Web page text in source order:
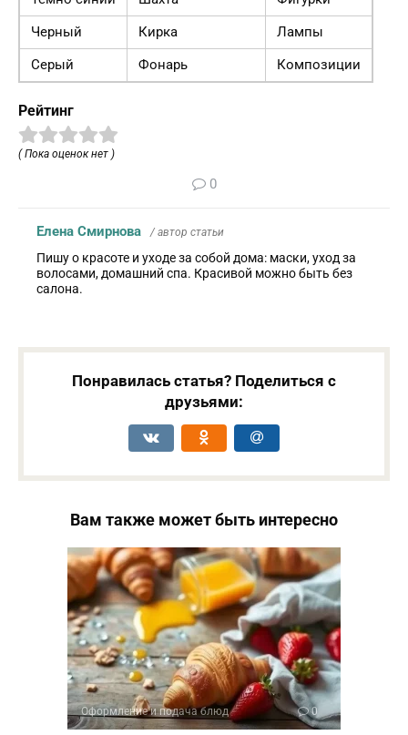
Черный
Кирка
Лампы
Серый
Фонарь Композиции
Рейтинг
( Пока оценок нет )
0
Елена Смирнова / автор статьи
Пишу о красоте и уходе за собой дома: маски, уход за
волосами, домашний спа. Красивой можно быть без
салона.
Понравилась статья? Поделиться с
друзьями:
Вам также может быть интересно
Оформление и подача блюд 0